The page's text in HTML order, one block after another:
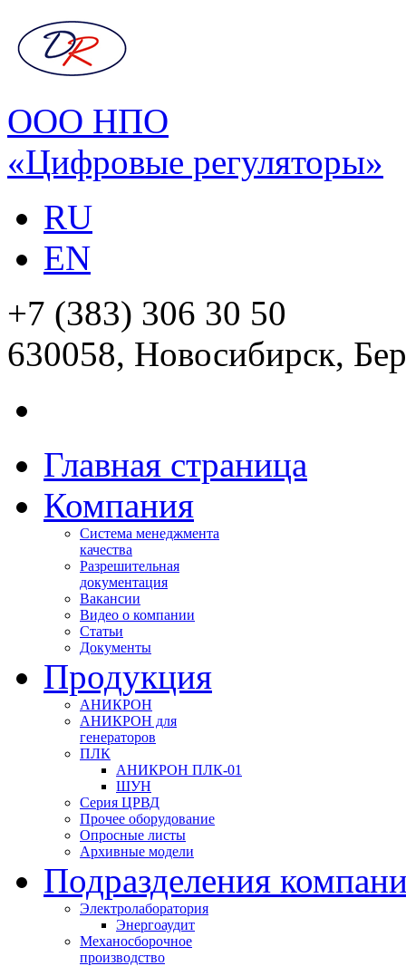
ООО НПО
«Цифровые регуляторы»
RU
EN
+7 (383) 306 30 50
630058, Новосибирск,
Главная страница
Компания
Система менеджмента
качества
Разрешительная
документация
Вакансии
Видео о компании
Статьи
Документы
Продукция
АНИКРОН
АНИКРОН для
генераторов
ПЛК
АНИКРОН ПЛК-01
ШУН
Серия ЦРВД
Прочее оборудование
Опросные листы
Архивные модели
Подразделения
Электролаборатория
Энергоаудит
Механосборочное
производство